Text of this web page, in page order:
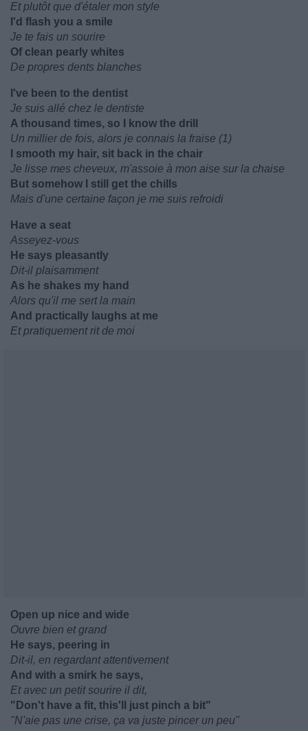
Et plutôt que d'étaler mon style
I'd flash you a smile
Je te fais un sourire
Of clean pearly whites
De propres dents blanches
I've been to the dentist
Je suis allé chez le dentiste
A thousand times, so I know the drill
Un millier de fois, alors je connais la fraise (1)
I smooth my hair, sit back in the chair
Je lisse mes cheveux, m'assoie à mon aise sur la chaise
But somehow I still get the chills
Mais d'une certaine façon je me suis refroidi
Have a seat
Asseyez-vous
He says pleasantly
Dit-il plaisamment
As he shakes my hand
Alors qu'il me sert la main
And practically laughs at me
Et pratiquement rit de moi
Open up nice and wide
Ouvre bien et grand
He says, peering in
Dit-il, en regardant attentivement
And with a smirk he says,
Et avec un petit sourire il dit,
"Don't have a fit, this'll just pinch a bit"
"N'aie pas une crise, ça va juste pincer un peu"